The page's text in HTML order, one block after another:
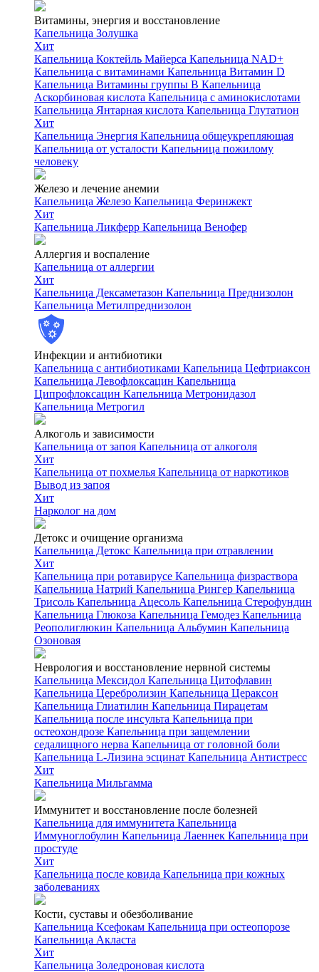
Витамины, энергия и восстановление
Капельница Золушка
Хит
Капельница Коктейль Майерса Капельница NAD+
Капельница с витаминами Капельница Витамин D
Капельница Витамины группы B Капельница
Аскорбиновая кислота Капельница с аминокислотами
Капельница Янтарная кислота Капельница Глутатион
Хит
Капельница Энергия Капельница общеукрепляющая
Капельница от усталости Капельница пожилому
человеку
Железо и лечение анемии
Капельница Железо Капельница Феринжект
Хит
Капельница Ликферр Капельница Венофер
Аллергия и воспаление
Капельница от аллергии
Хит
Капельница Дексаметазон Капельница Преднизолон
Капельница Метилпреднизолон
Инфекции и антибиотики
Капельница с антибиотиками Капельница Цефтриаксон
Капельница Левофлоксацин Капельница
Ципрофлоксацин Капельница Метронидазол
Капельница Метрогил
Алкоголь и зависимости
Капельница от запоя Капельница от алкоголя
Хит
Капельница от похмелья Капельница от наркотиков
Вывод из запоя
Хит
Нарколог на дом
Детокс и очищение организма
Капельница Детокс Капельница при отравлении
Хит
Капельница при ротавирусе Капельница физраствора
Капельница Натрий Капельница Рингер Капельница
Трисоль Капельница Ацесоль Капельница Стерофундин
Капельница Глюкоза Капельница Гемодез Капельница
Реополиглюкин Капельница Альбумин Капельница
Озоновая
Неврология и восстановление нервной системы
Капельница Мексидол Капельница Цитофлавин
Капельница Церебролизин Капельница Цераксон
Капельница Глиатилин Капельница Пирацетам
Капельница после инсульта Капельница при
остеохондрозе Капельница при защемлении
седалищного нерва Капельница от головной боли
Капельница L-Лизина эсцинат Капельница Антистресс
Хит
Капельница Мильгамма
Иммунитет и восстановление после болезней
Капельница для иммунитета Капельница
Иммуноглобулин Капельница Лаеннек Капельница при
простуде
Хит
Капельница после ковида Капельница при кожных
заболеваниях
Кости, суставы и обезболивание
Капельница Ксефокам Капельница при остеопорозе
Капельница Акласта
Хит
Капельница Золедроновая кислота